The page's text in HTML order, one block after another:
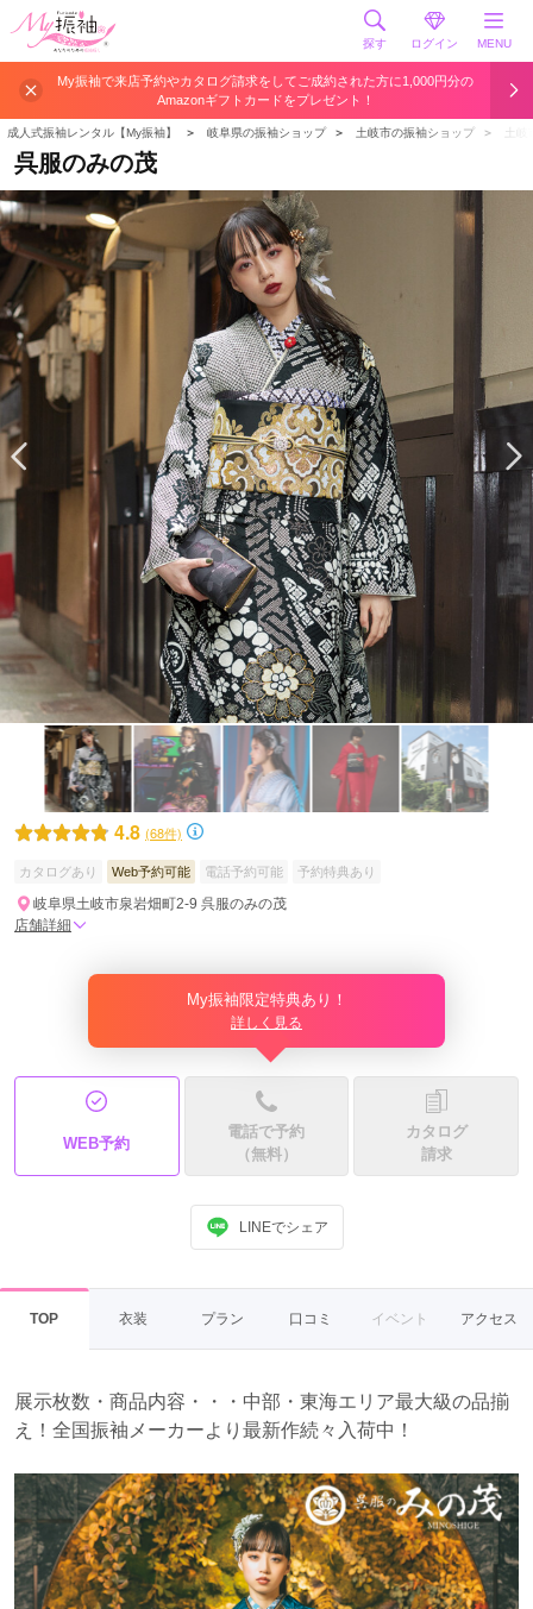
探す ログイン MENU
My振袖で来店予約やカタログ請求をしてご成約された方に1,000円分の
Amazonギフトカードをプレゼント！
成人式振袖レンタル【My振袖】 ＞ 岐阜県の振袖ショップ ＞ 土岐市の振袖ショップ ＞ 土岐
呉服のみの茂
4.8 (68件)
カタログあり Web予約可能 電話予約可能 予約特典あり
岐阜県土岐市泉岩畑町2-9 呉服のみの茂
店舗詳細
My振袖限定特典あり！
詳しく見る
WEB予約
電話で予約
（無料）
カタログ
請求
LINEでシェア
TOP 衣装 プラン 口コミ イベント アクセス
展示枚数・商品内容・・・中部・東海エリア最大級の品揃
え！全国振袖メーカーより最新作続々入荷中！